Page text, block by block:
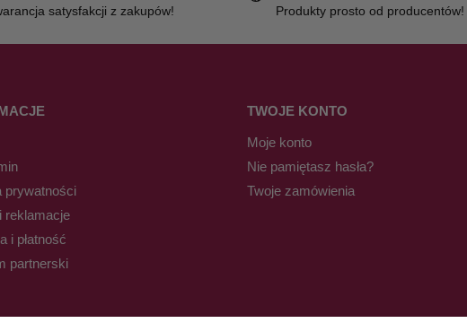
satysfakcji z zakupów! Produkty prosto od producentów!
prywatności
reklamacje
i płatność
partnerski
TWOJE KONTO
Moje konto
Nie pamiętasz hasła?
Twoje zamówienia